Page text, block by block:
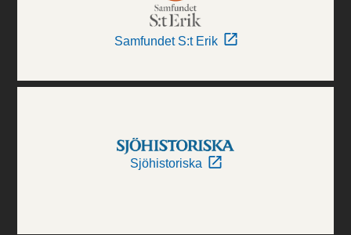
Samfundet S:t Erik
Sjöhistoriska